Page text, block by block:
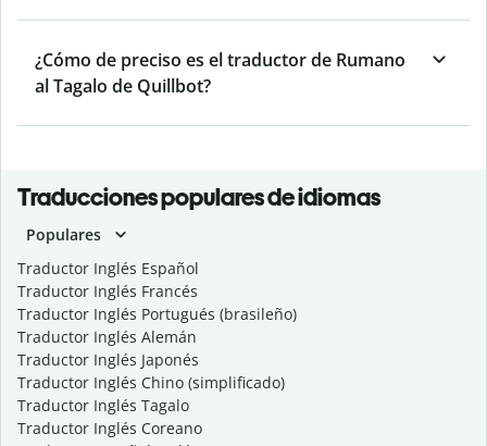
¿Cómo de preciso es el traductor de Rumano
al Tagalo de Quillbot?
Traducciones populares de idiomas
Populares
Traductor Inglés Español
Traductor Inglés Francés
Traductor Inglés Portugués (brasileño)
Traductor Inglés Alemán
Traductor Inglés Japonés
Traductor Inglés Chino (simplificado)
Traductor Inglés Tagalo
Traductor Inglés Coreano